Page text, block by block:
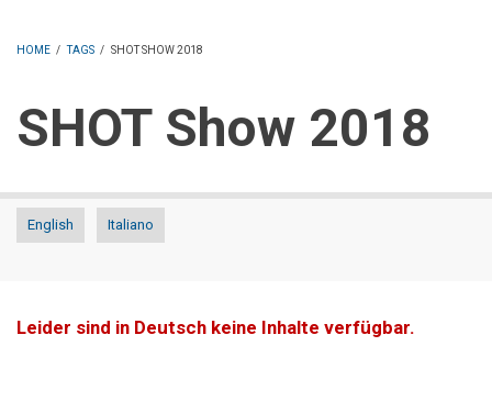
HOME / TAGS / SHOT SHOW 2018
SHOT Show 2018
English Italiano
Leider sind in Deutsch keine Inhalte verfügbar.